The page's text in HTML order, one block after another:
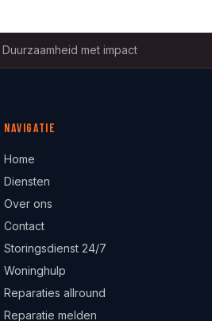
Duurzaamheid met impact
Navigatie
Home
Diensten
Over ons
Contact
Storingsdienst 24/7
Woninghulp
Reparaties allround
Reparatie melden